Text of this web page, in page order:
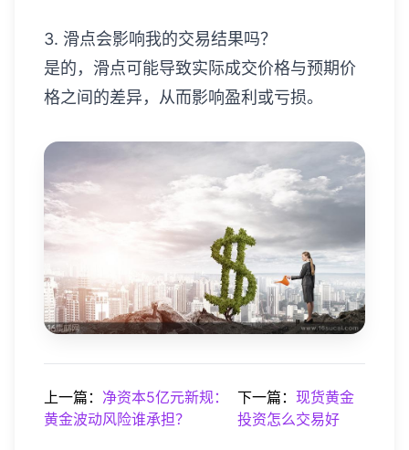
3. 滑点会影响我的交易结果吗？
是的，滑点可能导致实际成交价格与预期价
格之间的差异，从而影响盈利或亏损。
上一篇： 净资本5亿元新规：
黄金波动风险谁承担？
下一篇： 现货黄金
投资怎么交易好